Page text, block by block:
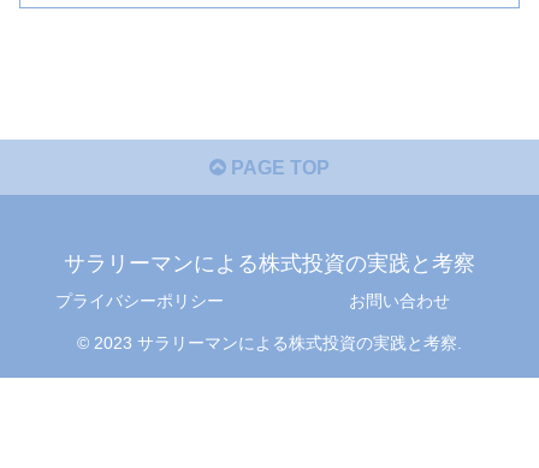
PAGE TOP
サラリーマンによる株式投資の実践と考察
プライバシーポリシー お問い合わせ
© 2023 サラリーマンによる株式投資の実践と考察.